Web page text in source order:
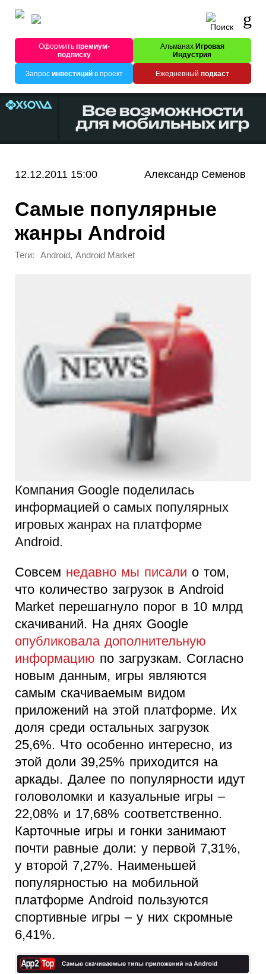
Оформитьпремиум-
подписку
Альманах Игровая
Индустрия
Запрос инвестицийв проект Ежедневный подкаст
12.12.2011 15:00 Александр Семенов
Самые популярные
жанры Android
Теги: Android, Android Market
Компания Google поделилась
информацией о самых популярных
игровых жанрах на платформе
Android.
Совсем недавно мы писали о том,
что количество загрузок в Android
Market перешагнуло порог в 10 млрд
скачиваний. На днях Google
опубликовала дополнительную
информацию по загрузкам. Согласно
новым данным, игры являются
самым скачиваемым видом
приложений на этой платформе. Их
доля среди остальных загрузок
25,6%. Что особенно интересно, из
этой доли 39,25% приходится на
аркады. Далее по популярности идут
головоломки и казуальные игры –
22,08% и 17,68% соответственно.
Карточные игры и гонки занимают
почти равные доли: у первой 7,31%,
у второй 7,27%. Наименьшей
популярностью на мобильной
платформе Android пользуются
спортивные игры – у них скромные
6,41%.